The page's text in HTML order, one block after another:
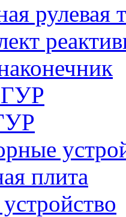
рулевая
ГУР
плита